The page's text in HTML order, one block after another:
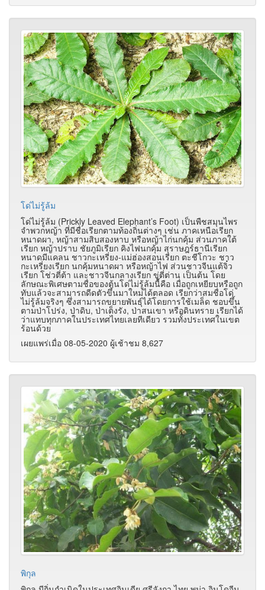
โด่ไม่รู้ล้ม
โด่ไม่รู้ล้ม (Prickly Leaved Elephant’s Foot) เป็นพืชสมุนไพร
จำพวกหญ้า ที่มีชื่อเรียกตามท้องถิ่นต่างๆ เช่น ภาคเหนือเรียก
หนาดผา, หญ้าสามสิบสองหาบ หรือหญ้าไก่นกคุ้ม ส่วนภาคใต้
เรียก หญ้าปราบ ชัยภูมิเรียก คิงไฟนกคุ้ม สุราษฎร์ธานีเรียก
หนาดมีแคลน ชาวกะเหรี่ยง-แม่ฮ่องสอนเรียก ตะชีโกวะ ชาว
กะเหรี่ยงเรียก นกคุ้มหนาดผา หรือหญ้าไฟ ส่วนชาวจีนแต้จิ๋ว
เรียก โช่วตี่ต้า และชาวจีนกลางเรียก ขู่ตี่ต่าน เป็นต้น โดย
ลักษณะพิเศษตามชื่อของต้นโด่ไม่รู้ล้มนี้คือ เมื่อถูกเหยียบหรือถูก
ทับแล้วจะสามารถดีดตัวขึ้นมาใหม่ได้ตลอด เรียกว่าสมชื่อโด่
ไม่รู้ล้มจริงๆ ซึ่งสามารถขยายพันธุ์ได้โดยการใช้เมล็ด ชอบขึ้น
ตามป่าโปร่ง, ป่าดิบ, ป่าเต็งรัง, ป่าสนเขา หรือดินทราย เรียกได้
ว่าแทบทุกภาคในประเทศไทยเลยทีเดียว รวมทั้งประเทศในเขต
ร้อนด้วย
เผยแพร่เมื่อ 08-05-2020 ผู้เช้าชม 8,627
พิกุล